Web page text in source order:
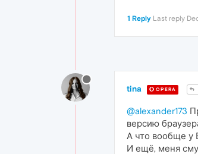
1 Reply Last reply
tina OPERA
@alexander173
версию
А что вообще у
И ещё, меня